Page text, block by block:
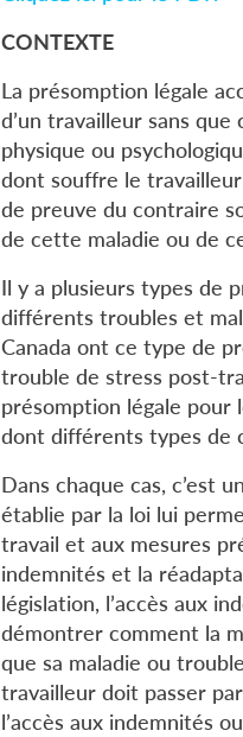
CONTEXTE
La présomption légale
d’un travailleur sans
physique ou
dont souffre le
de preuve du contraire
de cette maladie ou de
Il y a plusieurs types de
différents troubles et
Canada ont ce type de
trouble de stress post-
présomption légale pour
dont différents types de
Dans chaque cas, c’est
établie par la loi lui
travail et aux mesures
indemnités et la
législation, l’accès aux
démontrer comment la
que sa maladie ou
travailleur doit passer
l’accès aux indemnités